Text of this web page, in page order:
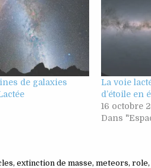
de galaxies
La voie
d’étoile en
16 octobre
Dans
,extinction de masse,meteors,role